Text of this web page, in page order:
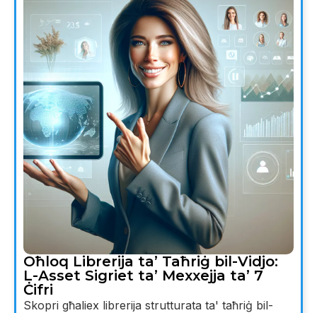
Oħloq Librerija ta’ Taħriġ bil-Vidjo:
L-Asset Sigriet ta’ Mexxejja ta’ 7
Ċifri
Skopri għaliex librerija strutturata ta' taħriġ bil-